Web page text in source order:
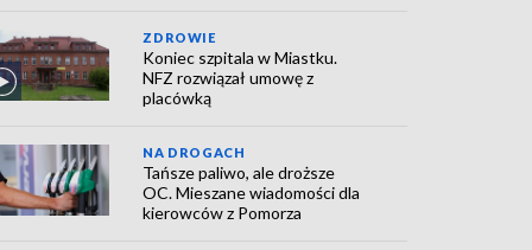
ZDROWIE
Koniec szpitala w Miastku.
NFZ rozwiązał umowę z
placówką
NA DROGACH
Tańsze paliwo, ale droższe
OC. Mieszane wiadomości dla
kierowców z Pomorza